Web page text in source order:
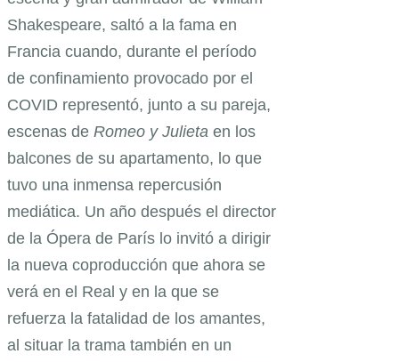
Shakespeare, saltó a la fama en
Francia cuando, durante el período
de confinamiento provocado por el
COVID representó, junto a su pareja,
escenas de Romeo y Julieta en los
balcones de su apartamento, lo que
tuvo una inmensa repercusión
mediática. Un año después el director
de la Ópera de París lo invitó a dirigir
la nueva coproducción que ahora se
verá en el Real y en la que se
refuerza la fatalidad de los amantes,
al situar la trama también en un